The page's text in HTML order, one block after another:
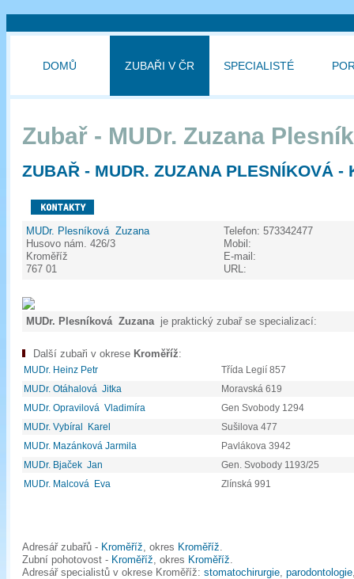
DOMŮ ZUBAŘI V ČR SPECIALISTÉ
Zubař - MUDr. Zuzana
ZUBAŘ - MUDR. ZUZANA PLESNÍKOVÁ -
MUDr. Plesníková Zuzana
Husovo nám. 426/3
Kroměříž
767 01
Telefon:
Mobil:
E-mail:
URL:
573342477
MUDr. Plesníková Zuzana je praktický zubař se specializací:
Další zubaři v okrese Kroměříž:
MUDr. Heinz Petr
Třída Legií 857
MUDr. Otáhalová Jitka
Moravská 619
MUDr. Opravilová Vladimíra
Gen Svobody 1294
MUDr. Vybíral Karel
Sušilova 477
MUDr. Mazánková Jarmila
Pavlákova 3942
MUDr. Bjaček Jan
Gen. Svobody 1193/25
MUDr. Malcová Eva
Zlínská 991
Adresář zubařů - Kroměříž, okres Kroměříž.
Zubní pohotovost - Kroměříž, okres Kroměříž.
Adresář specialistů v okrese Kroměříž: stomatochirurgie, parodontologie